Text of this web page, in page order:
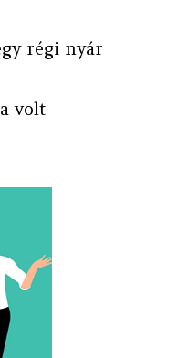
régi nyár
volt